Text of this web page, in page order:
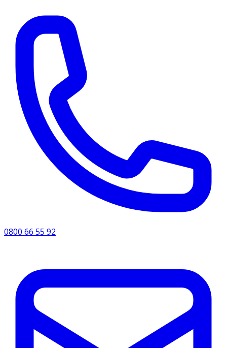
0800 66 55 92